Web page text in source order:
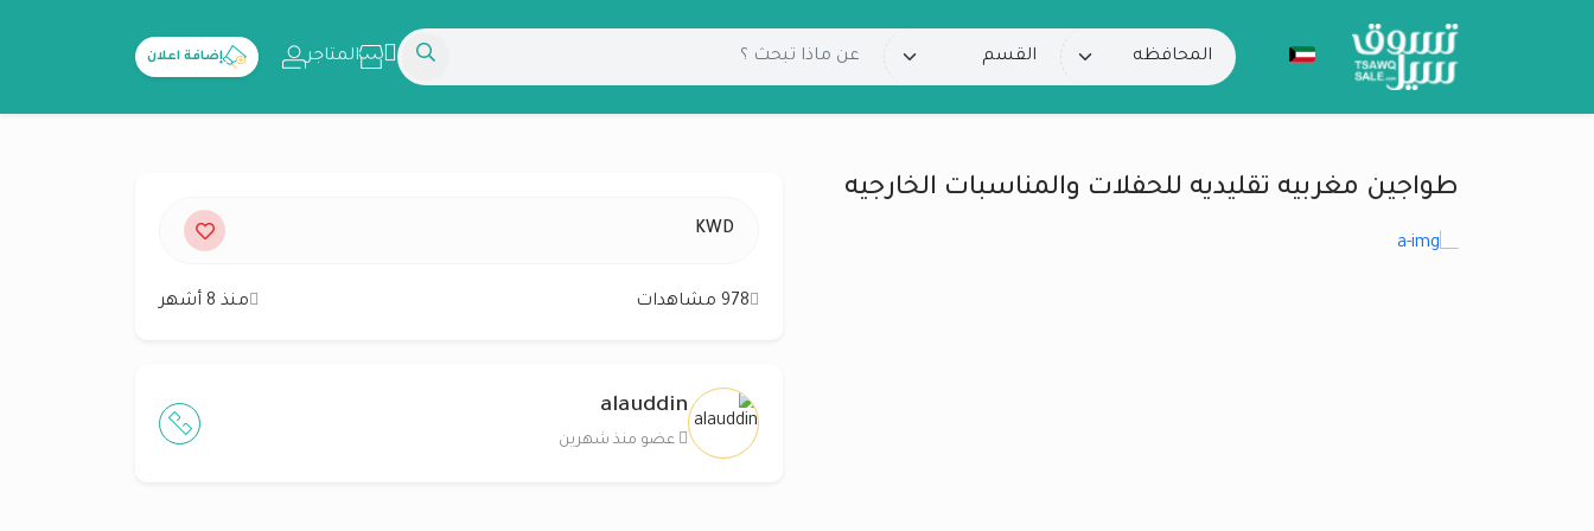
المتاجر إضافة اعلان
طواجين مغربيه تقليديه للحفلات والمناسبات الخارجيه
KWD
978 مشاهدات منذ 8 أشهر
alauddin
عضو منذ شهرين